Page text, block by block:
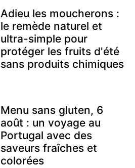
Adieu les moucherons :
le remède naturel et
ultra-simple pour
protéger les fruits d'été
sans produits chimiques
Menu sans gluten, 6
août : un voyage au
Portugal avec des
saveurs fraîches et
colorées